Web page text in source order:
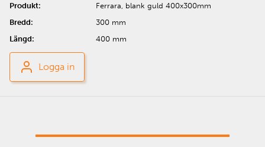
Ferrara, blank guld 400x300mm
300 mm
400 mm
Logga in